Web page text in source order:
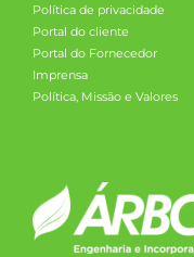
Política de privacidade
Portal do cliente
Portal do Fornecedor
Imprensa
Política, Missão e Valores